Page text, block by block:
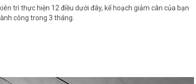
trì thực hiện 12 điều dưới đây, kế hoạch giảm cân của bạn
công trong 3 tháng.